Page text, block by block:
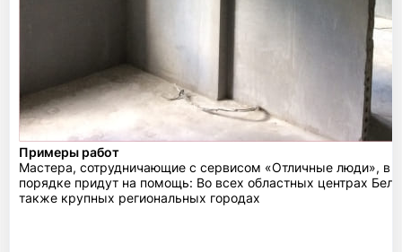
Примеры работ
Мастера, сотрудничающие с сервисом «Отличные люди», в
порядке придут на помощь: Во всех областных центрах
также крупных региональных городах